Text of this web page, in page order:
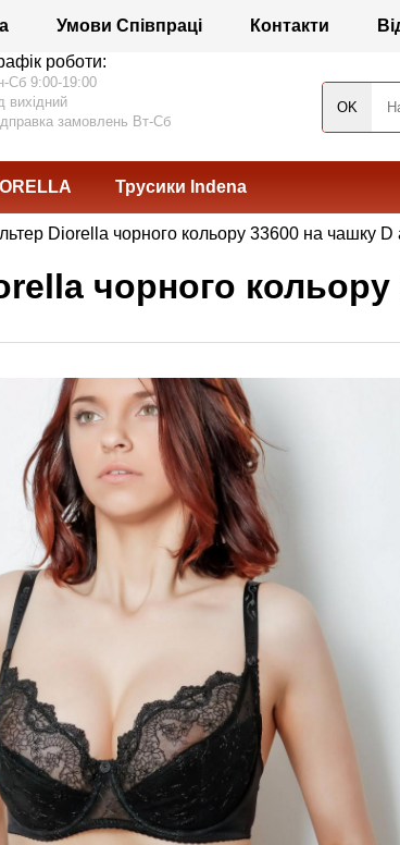
Умови Співпраці Контакти
роботи:
Сб 9:00-19:00
вихідний
замовлень Вт-Сб
Трусики Indena
Diorella чорного кольору 33600 на чашку D
чорного кольору